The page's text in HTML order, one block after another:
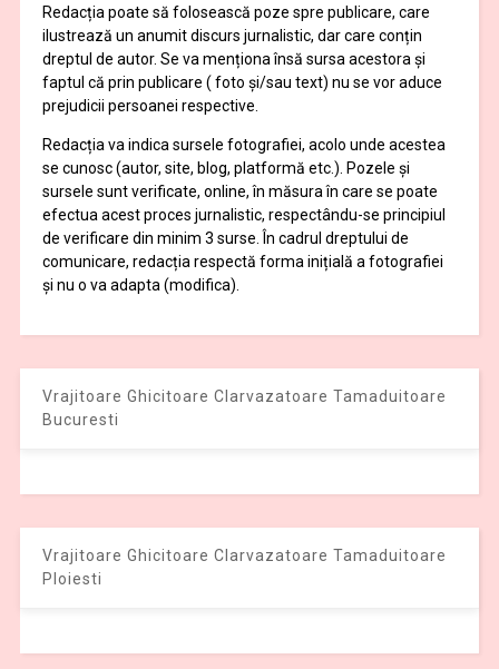
Redacția poate să folosească poze spre publicare, care
ilustrează un anumit discurs jurnalistic, dar care conțin
dreptul de autor. Se va menționa însă sursa acestora și
faptul că prin publicare ( foto și/sau text) nu se vor aduce
prejudicii persoanei respective.
Redacția va indica sursele fotografiei, acolo unde acestea
se cunosc (autor, site, blog, platformă etc.). Pozele și
sursele sunt verificate, online, în măsura în care se poate
efectua acest proces jurnalistic, respectându-se principiul
de verificare din minim 3 surse. În cadrul dreptului de
comunicare, redacția respectă forma inițială a fotografiei
și nu o va adapta (modifica).
Vrajitoare Ghicitoare Clarvazatoare Tamaduitoare
Bucuresti
Vrajitoare Ghicitoare Clarvazatoare Tamaduitoare
Ploiesti